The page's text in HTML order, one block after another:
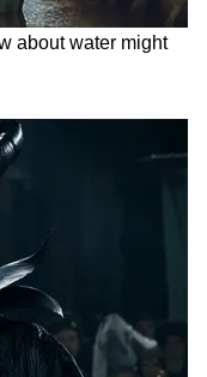
को वेनेजुएला
करीब 50 फीसदी
वर्तमान में